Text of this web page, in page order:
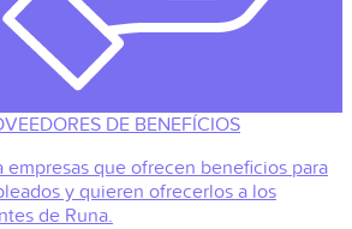
DE BENEFÍCIOS
empresas que ofrecen beneficios para
y quieren ofrecerlos a los
de Runa.